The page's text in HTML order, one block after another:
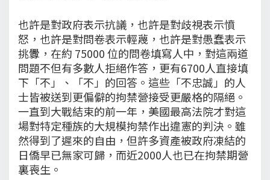
也許是對政府表示抗議，也許是對歧視表示憤
怒，也許是對問卷表示輕蔑，也許是對愚蠢表示
挑釁，在約 75000 位的問卷填寫人中，對這兩道
問題不但有多數人拒絕作答，更有6700人直接填
下「不」、「不」的回答。這些「不忠誠」的人
士皆被送到更偏僻的拘禁營接受更嚴格的隔絕。
一直到大戰結束的前一年，美國最高法院才對這
場對特定種族的大規模拘禁作出違憲的判決。雖
然得到了遲來的自由，但許多資產被政府凍結的
日僑早已無家可歸，而近2000人也已在拘禁期營
裏喪生。